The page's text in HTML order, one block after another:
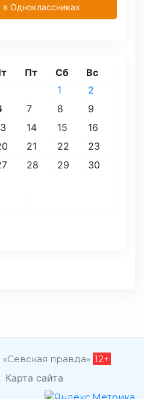
Одноклассниках
Пт Сб Вс
1
2
7 8
9
14 15
16
21 22
23
28 29
30
правда» 12+
Карта сайта